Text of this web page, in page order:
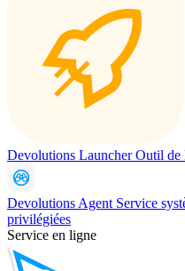
Devolutions LauncherOutil de
Devolutions Agent Service
privilégiées
Service en ligne